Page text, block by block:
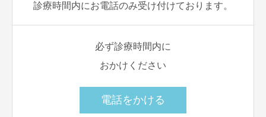
診療時間内にお電話のみ受け付けております。
必ず診療時間内に
おかけください
電話をかける